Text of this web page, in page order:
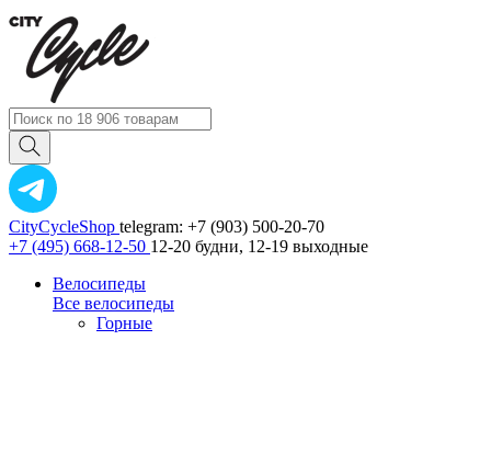
CityCycleShop telegram: +7 (903) 500-20-70
+7 (495) 668-12-50 12-20 будни, 12-19 выходные
Велосипеды
Все велосипеды
Горные